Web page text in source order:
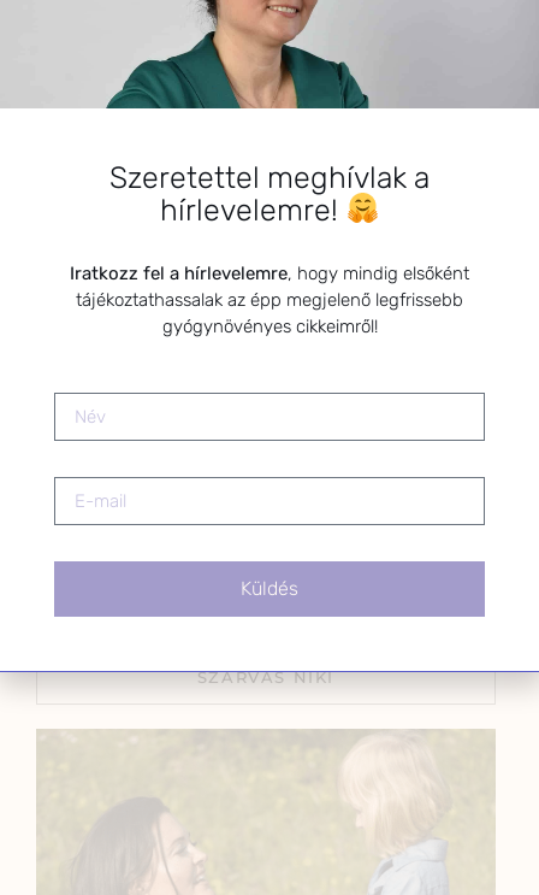
gyógynövények?
2025.09.25.
módszerekkel
2025.09.10.
Termékenység kézikönyve
könyvbemutató
2023.05.19.
Apiterápiás szerek, azaz méhészeti
2021.12.09.
Dió, az egészség őre
SZARVAS NIKI
Szeretettel meghívlak a
hírlevelemre!
Iratkozz fel a hírlevelemre, hogy mindig elsőként
tájékoztathassalak az épp megjelenő legfrissebb
gyógynövényes cikkeimről!
Küldés